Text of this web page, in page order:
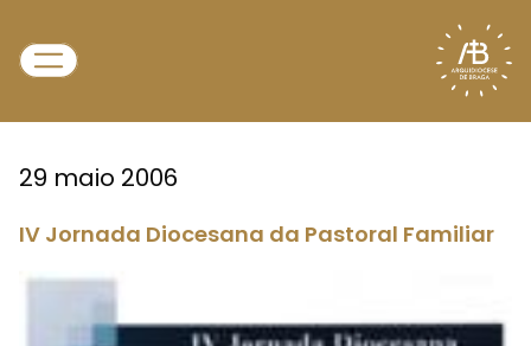
29 maio 2006
IV Jornada Diocesana da Pastoral Familiar